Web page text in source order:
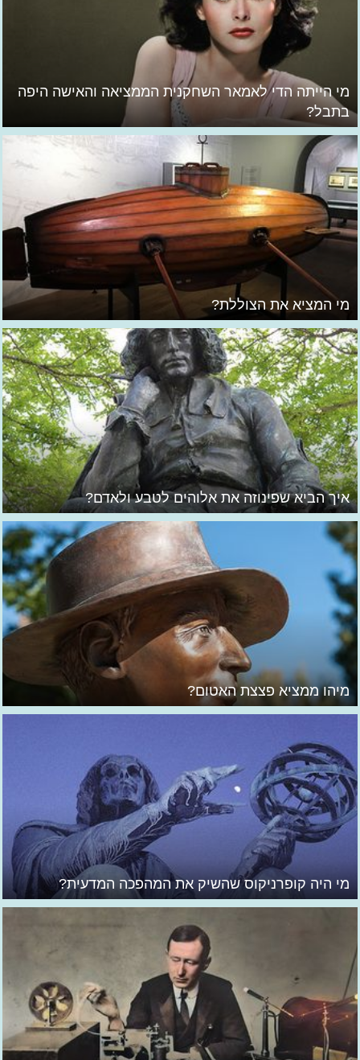
מי הייתה הדי לאמאר השחקנית הממציאה והאישה היפה
בתבל?
מי המציא את הצוללת?
איך הביא שפינוזה את אלוהים לטבע ולאדם?
מיהו ממציא פצצת האטום?
מי היה קופרניקוס שהשיק את המהפכה המדעית?